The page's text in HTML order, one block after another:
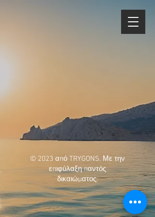
© 2023 από TRYGONS. Με την
επιφύλαξη παντός
δικαιώματος.